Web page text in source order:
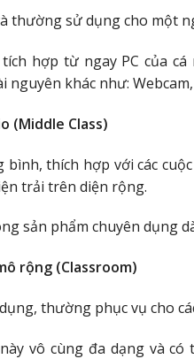
thường sử dụng cho một
hợp từ ngay PC của
nguyên khác như:
(Middle Class)
thích hợp với các
trải trên diện rộng.
sản phẩm chuyên dụng
rộng (Classroom)
thường phục vụ cho
vô cùng đa dạng và